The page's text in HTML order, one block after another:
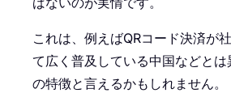
これは、例えばQRコード決済が
て広く普及している中国などと
の特徴と言えるかもしれません。